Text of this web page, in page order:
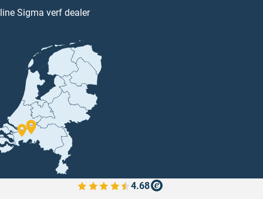
Sigma verf dealer
4.68
Bekijk de verfplaza beoordelingen